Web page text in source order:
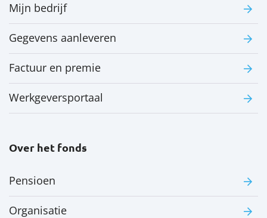
Mijn bedrijf
Gegevens aanleveren
Factuur en premie
Werkgeversportaal
Over het fonds
Pensioen
Organisatie